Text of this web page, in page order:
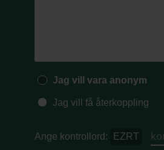
Jag vill vara anonym
Jag vill få återkoppling
Ange kontrollord: EZRT